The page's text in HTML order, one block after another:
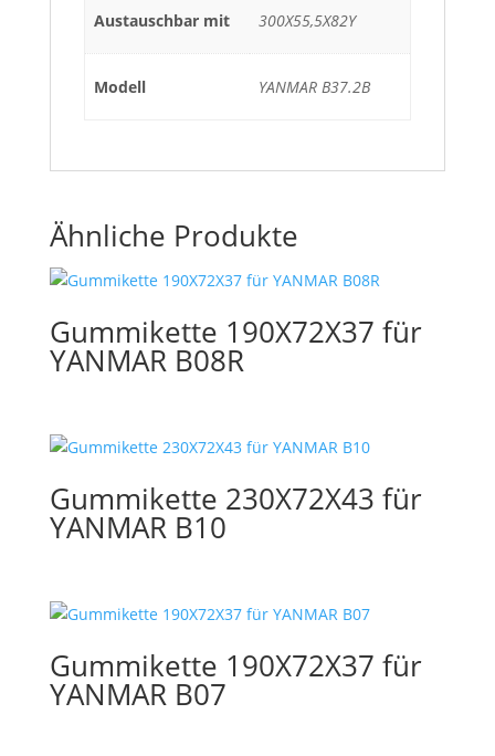
Austauschbar mit 300X55,5X82Y
Modell YANMAR B37.2B
Ähnliche Produkte
Gummikette 190X72X37 für
YANMAR B08R
Gummikette 230X72X43 für
YANMAR B10
Gummikette 190X72X37 für
YANMAR B07